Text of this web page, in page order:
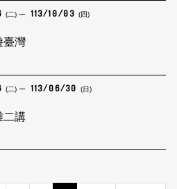
(二) 113/10/03 (四)
臺灣
(二) 113/06/30 (日)
二講